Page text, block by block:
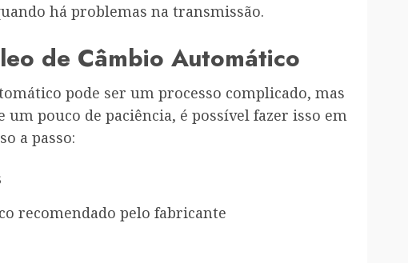
há problemas na transmissão.
de Câmbio Automático
pode ser um processo complicado, mas
um pouco de paciência, é possível fazer isso em
a passo:
recomendado pelo fabricante